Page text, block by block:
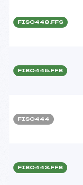
FIS0448.FFS
FIS0445.FFS
FIS0444
FIS0443.FFS